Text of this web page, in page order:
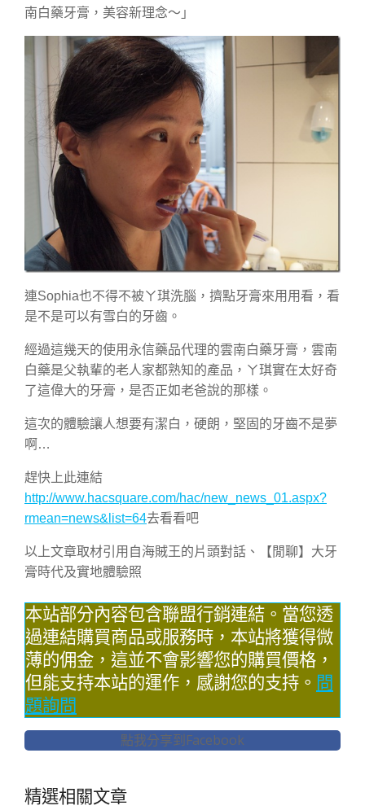
南白藥牙膏，美容新理念～」
連Sophia也不得不被ㄚ琪洗腦，擠點牙膏來用用看，看
是不是可以有雪白的牙齒。
經過這幾天的使用永信藥品代理的雲南白藥牙膏，雲南
白藥是父執輩的老人家都熟知的產品，ㄚ琪實在太好奇
了這偉大的牙膏，是否正如老爸說的那樣。
這次的體驗讓人想要有潔白，硬朗，堅固的牙齒不是夢
啊…
趕快上此連結
http://www.hacsquare.com/hac/new_news_01.aspx?
rmean=news&list=64去看看吧
以上文章取材引用自海賊王的片頭對話、【閒聊】大牙
膏時代及實地體驗照
本站部分內容包含聯盟行銷連結。當您透
過連結購買商品或服務時，本站將獲得微
薄的佣金，這並不會影響您的購買價格，
但能支持本站的運作，感謝您的支持。 問
題詢問
點我分享到Facebook
精選相關文章